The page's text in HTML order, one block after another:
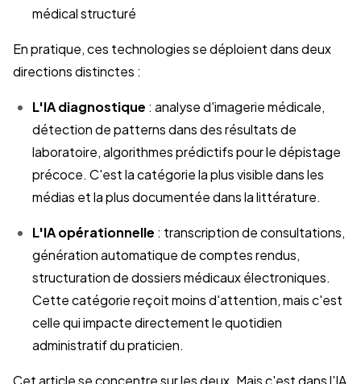
médical structuré
En pratique, ces technologies se déploient dans deux
directions distinctes :
L'IA diagnostique : analyse d'imagerie médicale,
détection de patterns dans des résultats de
laboratoire, algorithmes prédictifs pour le dépistage
précoce. C'est la catégorie la plus visible dans les
médias et la plus documentée dans la littérature.
L'IA opérationnelle : transcription de consultations,
génération automatique de comptes rendus,
structuration de dossiers médicaux électroniques.
Cette catégorie reçoit moins d'attention, mais c'est
celle qui impacte directement le quotidien
administratif du praticien.
Cet article se concentre sur les deux. Mais c'est dans l'IA